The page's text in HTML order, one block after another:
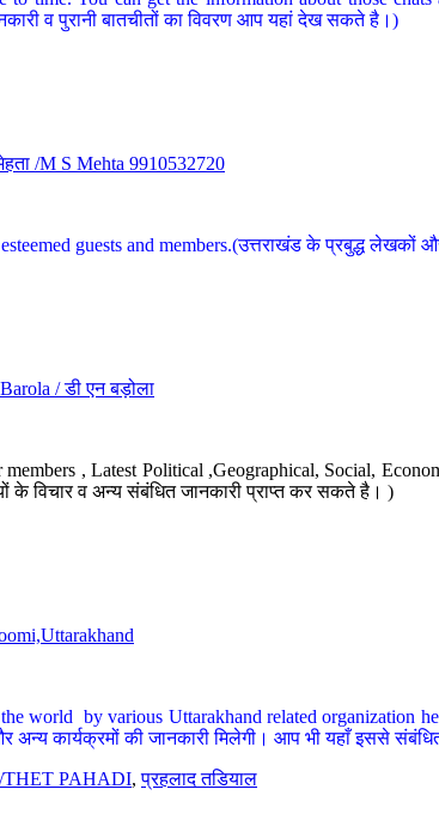
व पुरानी बातचीतों का विवरण आप यहां देख सकते है।)
/M S Mehta 9910532720
guests and members.(उत्तराखंड के प्रबुद्ध लेखकों
/ डी एन बड़ोला
, Latest Political ,Geographical, Social,
के विचार व अन्य संबंधित जानकारी प्राप्त कर सकते है। )
world by various Uttarakhand related organization
अन्य कार्यक्रमों की जानकारी मिलेगी। आप भी यहाँ इससे
PAHADI,प्रहलाद तडियाल